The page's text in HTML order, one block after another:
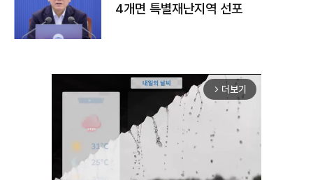
4개면 특별재난지역 선포
arrow_forward_ios 더보기